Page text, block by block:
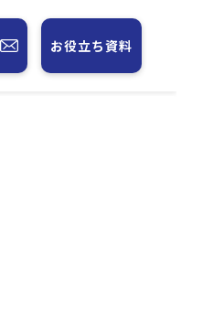
お役立ち資料